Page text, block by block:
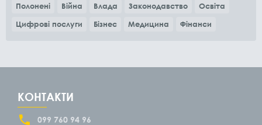
Полонені
Війна Влада Законодавство
Освіта
Цифрові послуги
Бізнес Медицина Фінанси
КОНТАКТИ
099 760 94 96